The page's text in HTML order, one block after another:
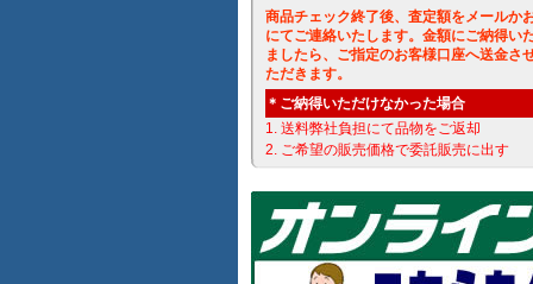
商品チェック終了後、査定額をメールか
にてご連絡いたします。金額にご納得い
ましたら、ご指定のお客様口座へ送金さ
ただきます。
＊ご納得いただけなかった場合
1. 送料弊社負担にて品物をご返却
2. ご希望の販売価格で委託販売に出す